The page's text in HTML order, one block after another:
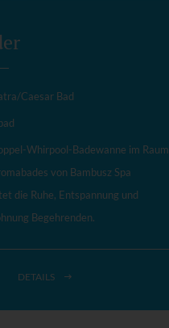
Caesar Bad
Whirpool-Badewanne im Raum
von Bambusz Spa
die Ruhe, Entspannung und
Begehrenden.
DETAILS